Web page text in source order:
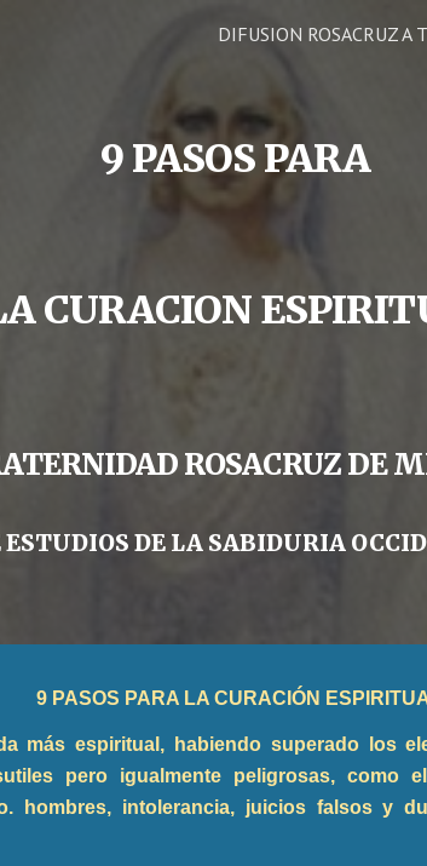
main content Skip
9 PASOS PARA
CURACION
ROSACRUZ DE
ESTUDIOS DE LA SABIDURIA
9 PASOS PARA LA CURACIÓN
más espiritual, habiendo superado los
pero igualmente peligrosas, como
hombres, intolerancia, juicios falsos y